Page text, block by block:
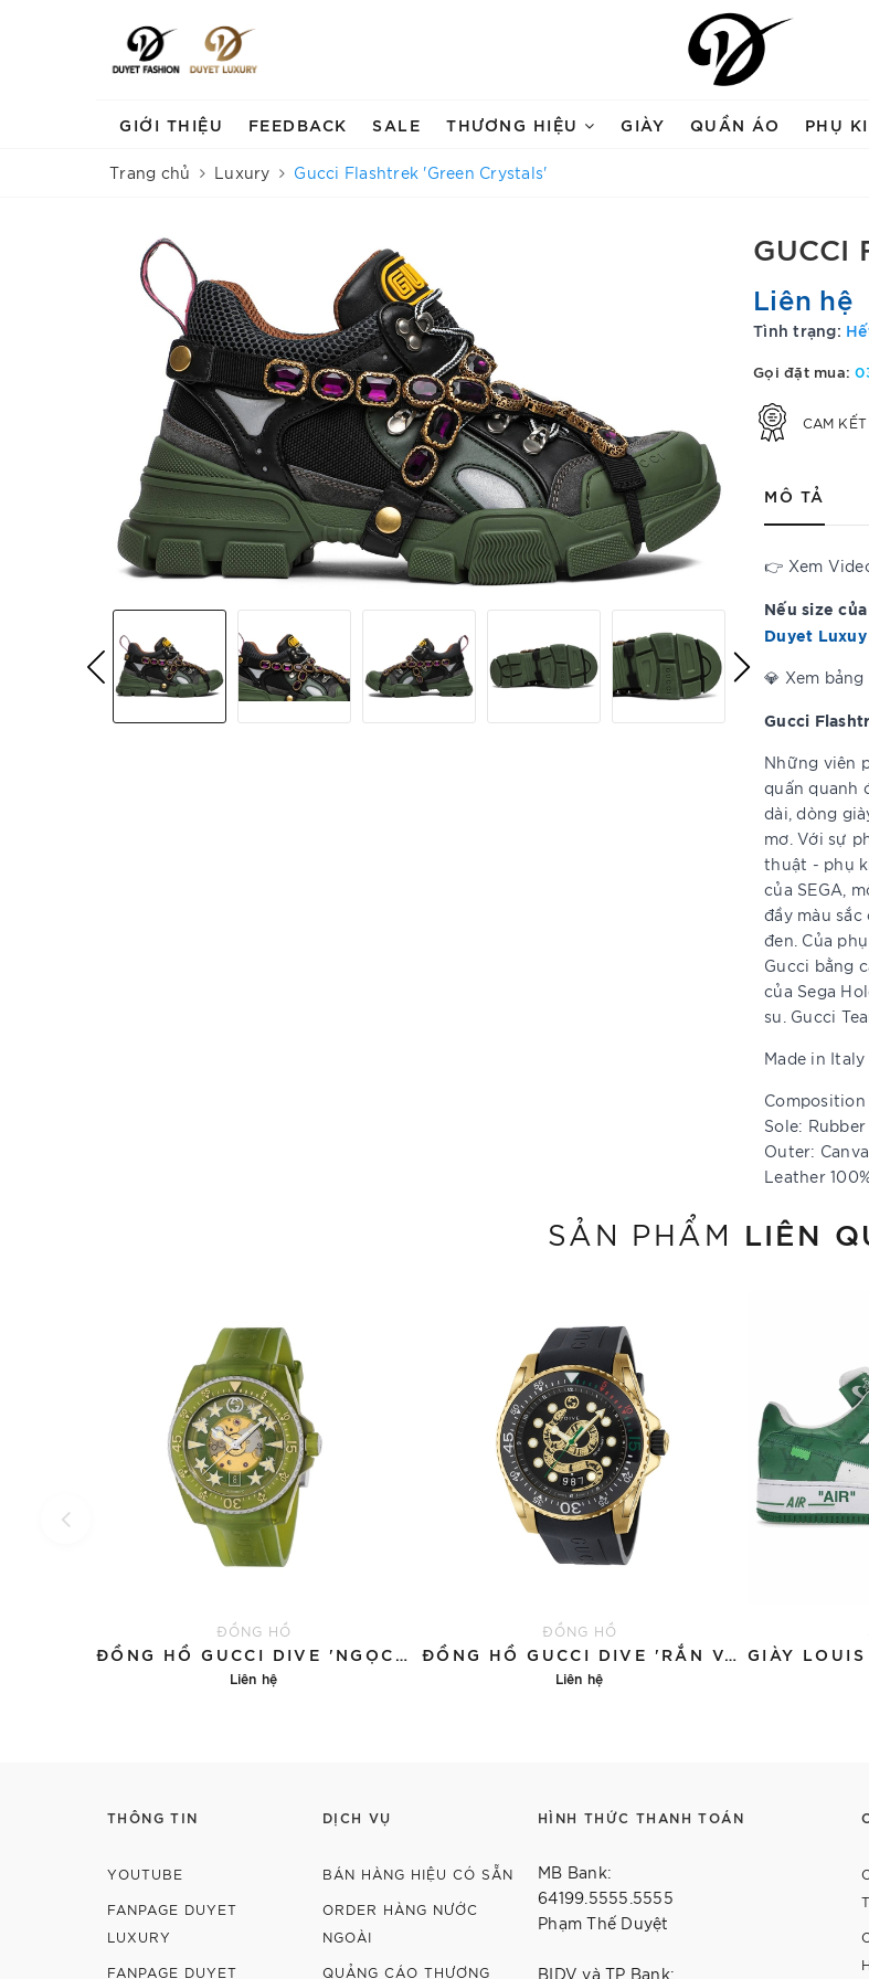
GIỚI THIỆU FEEDBACK SALE THƯƠNG HIỆU GIÀY QUẦN ÁO PHỤ
Trang chủ Luxury Gucci Flashtrek 'Green Crystals'
GUCCI
Liên hệ
Tình trạng:
Gọi đặt mua:
CAM KẾT
MÔ TẢ
👉 Xem
Nếu size
Duyet Luxuy
💎 Xem
Gucci
Những viên
quấn quanh
dài, dòng
mơ. Với sự
thuật - phụ
của SEGA,
đầy màu
đen. Của
Gucci bằng
của Sega
su. Gucci
Made in Italy
Composition
Sole: Rubber
Outer:
Leather
SẢN PHẨM LIÊN
ĐỒNG HỒ
ĐỒNG HỒ GUCCI DIVE 'NGỌC BÍCH'
Liên hệ
ĐỒNG HỒ
ĐỒNG HỒ GUCCI DIVE 'RẮN VÀNG'
Liên hệ
THÔNG TIN
YOUTUBE
FANPAGE DUYET
LUXURY
FANPAGE DUYET
DỊCH VỤ
BÁN HÀNG HIỆU CÓ SẴN
ORDER HÀNG NƯỚC
NGOÀI
QUẢNG CÁO THƯƠNG
HÌNH THỨC THANH TOÁN
MB Bank:
64199.5555.5555
Phạm Thế Duyệt
BIDV và TP Bank: